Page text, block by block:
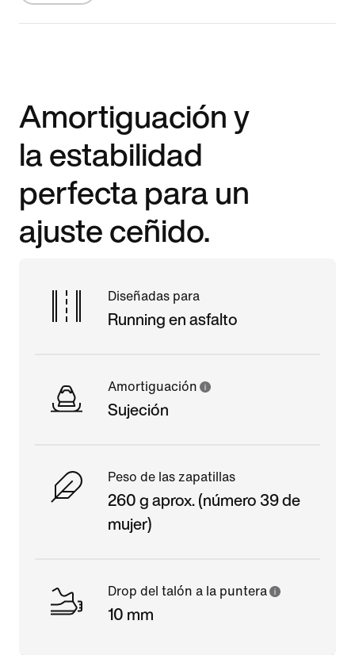
Amortiguación y
la estabilidad
perfecta para un
ajuste ceñido.
Diseñadas para
Running en asfalto
Amortiguación
Sujeción
Peso de las zapatillas
260 g aprox. (número 39 de
mujer)
Drop del talón a la puntera
10 mm